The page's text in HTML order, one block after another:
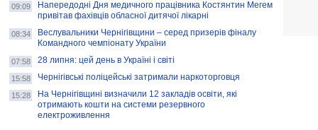
09:09
Напередодні Дня медичного працівника Костянтин Мегем
привітав фахівців обласної дитячої лікарні
08:34
Веслувальники Чернігівщини – серед призерів фіналу
Командного чемпіонату України
07:58 28 липня: цей день в Україні і світі
15:58 Чернігівські поліцейські затримали наркоторговця
15:28
На Чернігівщині визначили 12 закладів освіти, які
отримають кошти на системи резервного
електроживлення